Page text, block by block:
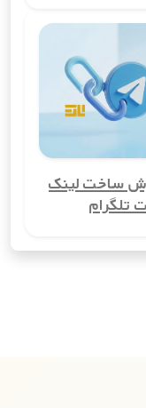
می‌دهد تا چندین
ویژگی برای
حساب‌های
مفید است.
شما را کاهش
ساخت لینک
تلگرام